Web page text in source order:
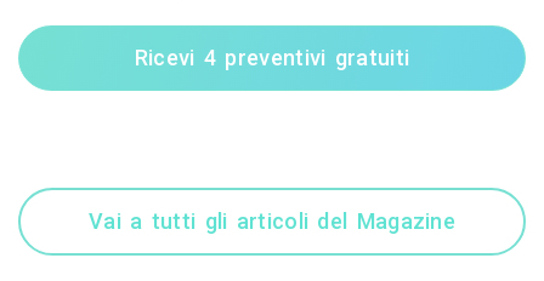
Ricevi 4 preventivi gratuiti
Vai a tutti gli articoli del Magazine